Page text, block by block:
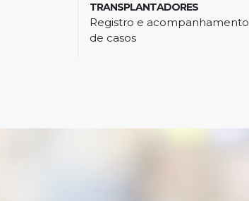
TRANSPLANTADORES
Registro e acompanhamento
de casos